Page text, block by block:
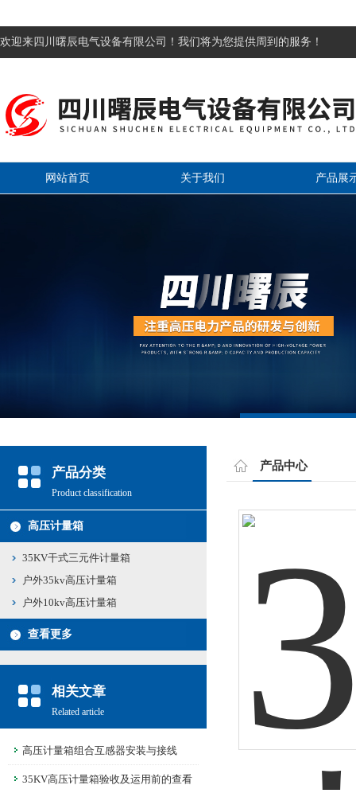
欢迎来四川曙辰电气设备有限公司！我们将为您提供周到的服务！
网站首页 关于我们 产品展
产品分类
Product classification
高压计量箱
35KV干式三元件计量箱
户外35kv高压计量箱
户外10kv高压计量箱
查看更多
相关文章
Related article
高压计量箱组合互感器安装与接线
35KV高压计量箱验收及运用前的查看
产品中心